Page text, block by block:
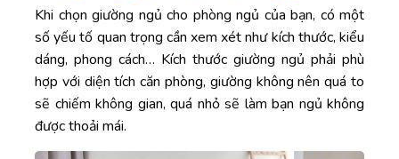
Khi chọn giường ngủ cho phòng ngủ của bạn, có một
số yếu tố quan trọng cần xem xét như kích thước, kiểu
dáng, phong cách… Kích thước giường ngủ phải phù
hợp với diện tích căn phòng, giường không nên quá to
sẽ chiếm không gian, quá nhỏ sẽ làm bạn ngủ không
được thoải mái.